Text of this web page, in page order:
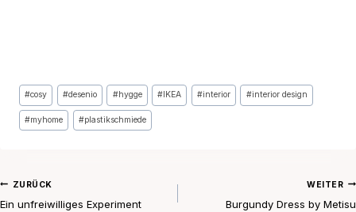
Schlagworte:
#cosy #desenio #hygge # IKEA #interior #interior design
#myhome #plastikschmiede
Beitragsnavigation
ZURÜCK
Ein unfreiwilliges Experiment
WEITER
Burgundy Dress by Metisu